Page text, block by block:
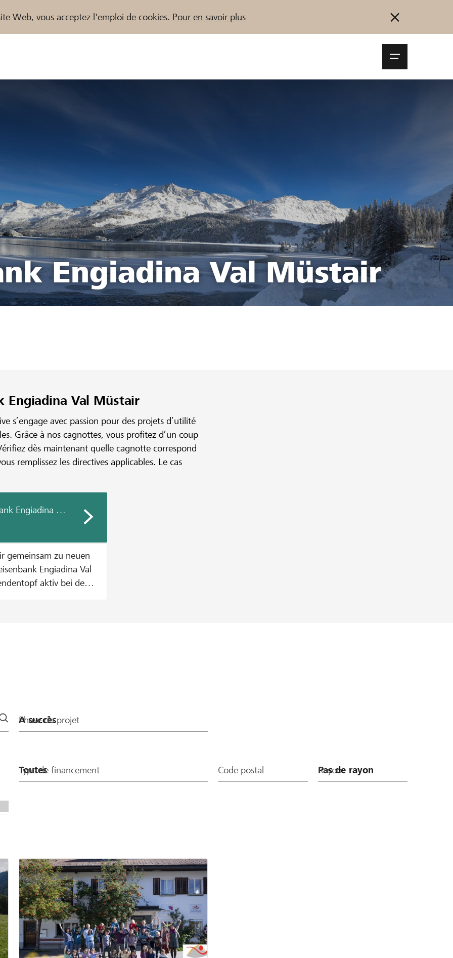
Web, vous acceptez l'emploi de cookies. Pour en savoir plus
Engiadina Val Müstair
Engiadina Val Müstair
s’engage avec passion pour des projets d’utilité
Grâce à nos cagnottes, vous profitez d’un coup
dès maintenant quelle cagnotte correspond
remplissez les directives applicables. Le cas
Engiadina Val Müstair
gemeinsam zu neuen
aktiv bei der
ODER der
CHF 1000 pro Projekt
von CHF 400
Phase du projet
Type de financement Code postal Rayon